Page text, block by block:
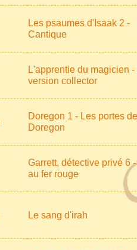
Les psaumes d'Isaak 2 -
Cantique
L'apprentie du magicien -
version collector
Doregon 1 - Les portes de
Doregon
Garrett, détective privé 6
au fer rouge
Le sang d'irah